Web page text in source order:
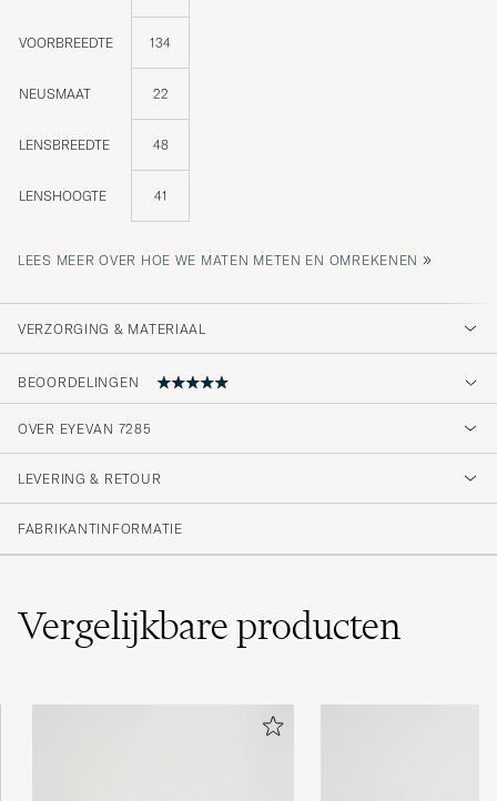
VOORBREEDTE 134
NEUSMAAT 22
LENSBREEDTE 48
LENSHOOGTE 41
LEES MEER OVER HOE WE MATEN METEN EN OMREKENEN »
VERZORGING & MATERIAAL
BEOORDELINGEN
5
OVER EYEVAN 7285
LEVERING & RETOUR
FABRIKANTINFORMATIE
Vergelijkbareproducten